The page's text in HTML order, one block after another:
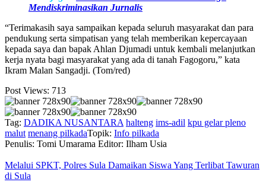
Mendiskriminasikan Jurnalis
“Terimakasih saya sampaikan kepada seluruh masyarakat dan para
pendukung serta simpatisan yang telah memberikan kepercayaan
kepada saya dan bapak Ahlan Djumadi untuk kembali melanjutkan
kerja nyata bagi masyarakat yang ada di tanah Fagogoru,” kata
Ikram Malan Sangadji. (Tom/red)
Post Views: 713
Tag: DADIKA NUSANTARA halteng ims-adil kpu gelar pleno
malut menang pilkadaTopik: Info pilkada
Penulis: Tomi Umarama Editor: Ilham Usia
Melalui SPKT, Polres Sula Damaikan Siswa Yang Terlibat Tawuran
di Sula